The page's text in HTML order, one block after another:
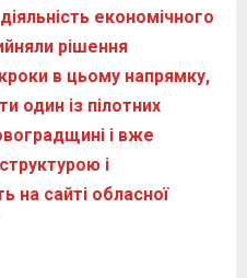
економічного
рішення
в цьому напрямку,
один із пілотних
і вже
і
на сайті обласної